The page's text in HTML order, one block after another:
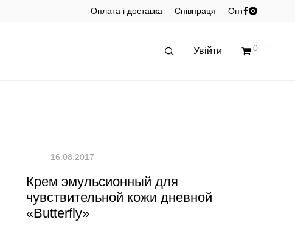
Оплата і доставка Співпраця Опт
Увійти 0
16.08.2017
Крем эмульсионный для
чувствительной кожи дневной
«Butterfly»